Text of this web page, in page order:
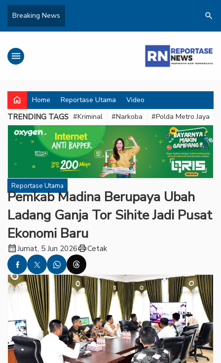
Breaking News search
menu
home Home Reportase Utama Video
TRENDING TAGS #Kriminal #Narkoba #Polda Metro Jaya
Reportase Utama
Pemkab Madina Berupaya Ubah
Ladang Ganja Tor Sihite Jadi Pusat
Ekonomi Baru
calendar_monthJumat, 5 Jun 2026printCetak